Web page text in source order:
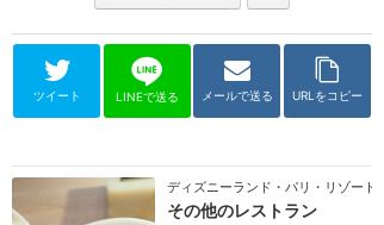
ツイート LINEで送る メールで送る URLをコピー
ディズニーランド・パリ・リゾート
その他のレストラン